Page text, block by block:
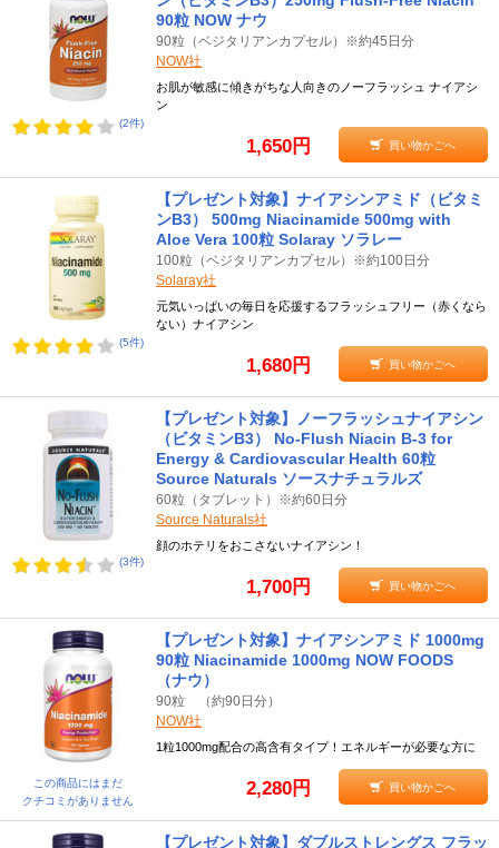
(2件)
90粒 NOW ナウ
90粒（ベジタリアンカプセル）※約45日分
NOW社
お肌が敏感に傾きがちな人向きのノーフラッシュ ナイアシ
ン
1,650円 買い物かごへ
(5件)
【プレゼント対象】ナイアシンアミド（ビタミ
ンB3） 500mg Niacinamide 500mg with
Aloe Vera 100粒 Solaray ソラレー
100粒（ベジタリアンカプセル）※約100日分
Solaray社
元気いっぱいの毎日を応援するフラッシュフリー（赤くなら
ない）ナイアシン
1,680円 買い物かごへ
(3件)
【プレゼント対象】ノーフラッシュナイアシン
（ビタミンB3） No-Flush Niacin B-3 for
Energy & Cardiovascular Health 60粒
Source Naturals ソースナチュラルズ
60粒（タブレット）※約60日分
Source Naturals社
顔のホテリをおこさないナイアシン！
1,700円 買い物かごへ
この商品にはまだ
クチコミがありません
【プレゼント対象】ナイアシンアミド 1000mg
90粒 Niacinamide 1000mg NOW FOODS
（ナウ）
90粒 （約90日分）
NOW社
1粒1000mg配合の高含有タイプ！エネルギーが必要な方に
2,280円 買い物かごへ
【プレゼント対象】ダブルストレングス フラッ